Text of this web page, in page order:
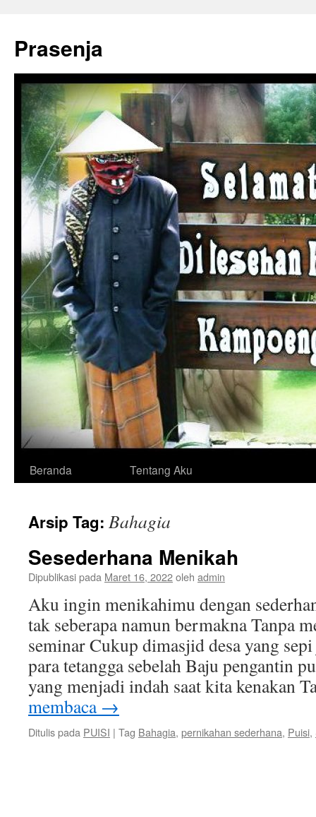
Prasenja
Langsung
isi
Beranda Tentang Aku
Arsip Tag: Bahagia
Sesederhana Menikah
Dipublikasi pada Maret 16, 2022oleh admin
Aku ingin menikahimu dengan
tak seberapa namun bermakna Tanpa
seminar Cukup dimasjid desa yang
para tetangga sebelah Baju pengantin
yang menjadi indah saat kita kenakan
membaca →
Ditulis pada PUISI | Tag Bahagia, pernikahan sederhana, Puisi,